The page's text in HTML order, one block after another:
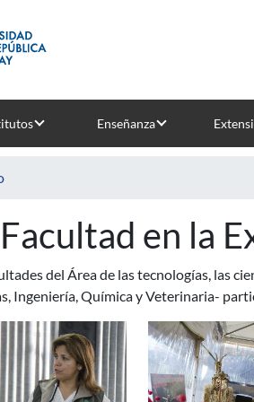
Enseñanza
en la
del Área de las tecnologías, las
Ingeniería, Química y Veterinaria-